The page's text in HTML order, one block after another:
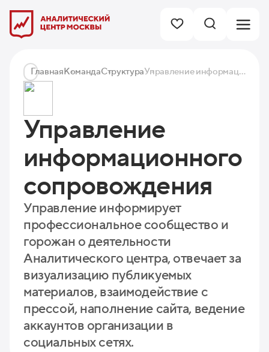
ГлавнаяКомандаСтруктура Управление информационного сопровождения
Управление
информационного
сопровождения
Управление информирует
профессиональное сообщество и
горожан о деятельности
Аналитического центра, отвечает за
визуализацию публикуемых
материалов, взаимодействие с
прессой, наполнение сайта, ведение
аккаунтов организации в
социальных сетях.